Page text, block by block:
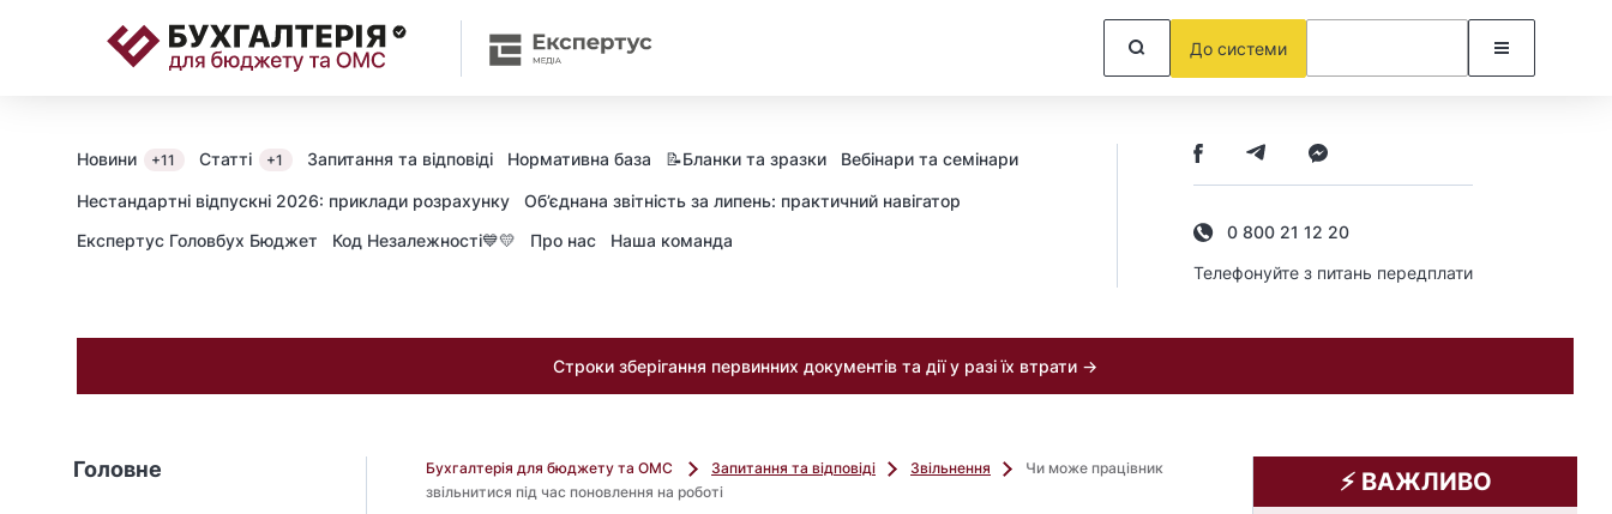
До системи
Новини +11 Статті +1 Запитання та відповіді Нормативна база 📝Бланки та зразки Вебінари та семінари
Нестандартні відпускні 2026: приклади розрахунку
Об’єднана звітність за липень: практичний навігатор
Експертус Головбух Бюджет
Код Незалежності💙💛 Про нас Наша команда
0 800 21 12 20
Телефонуйте з питань передплати
Строки зберігання первинних документів та дії у разі їх втрати →
Головне Бухгалтерія для бюджету та ОМС Запитання та відповіді Звільнення
Чи може працівник
звільнитися під час поновлення на роботі
⚡️ ВАЖЛИВО